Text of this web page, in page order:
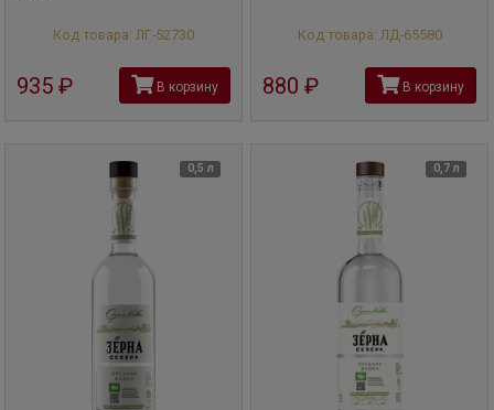
Код товара: ЛГ-52730
935 В корзину
Код товара: ЛД-65580
880 В корзину
0,5 л 0,7 л